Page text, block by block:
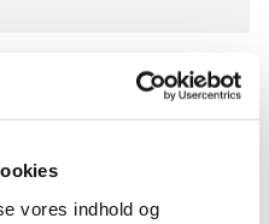
vores indhold og
vi ikke - som vi gør de
udflugt, men bliver
en dejlig